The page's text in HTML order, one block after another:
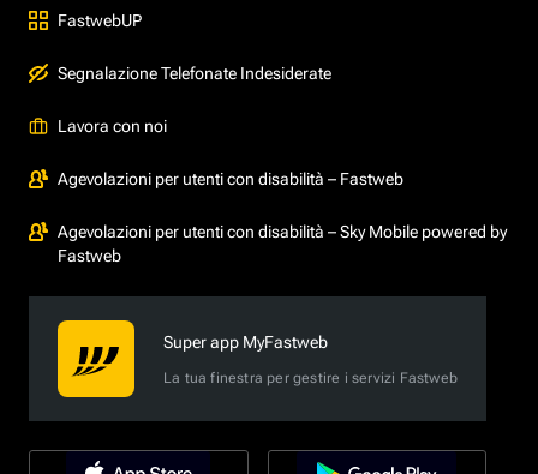
FastwebUP
Segnalazione Telefonate Indesiderate
Lavora con noi
Agevolazioni per utenti con disabilità – Fastweb
Agevolazioni per utenti con disabilità – Sky Mobile powered by
Fastweb
Super app MyFastweb
La tua finestra per gestire i servizi Fastweb